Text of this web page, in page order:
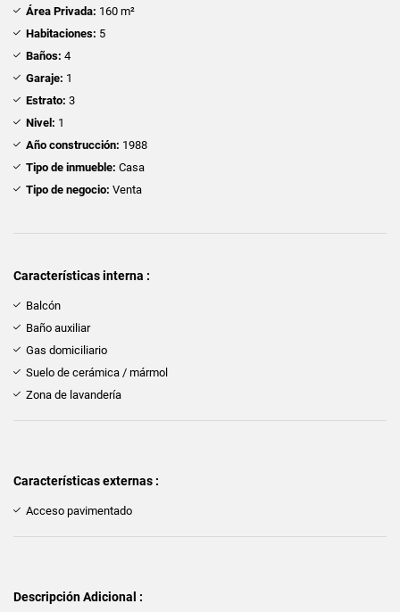
Área Privada: 160 m²
Habitaciones: 5
Baños: 4
Garaje: 1
Estrato: 3
Nivel: 1
Año construcción: 1988
Tipo de inmueble: Casa
Tipo de negocio: Venta
Características interna :
Balcón
Baño auxiliar
Gas domiciliario
Suelo de cerámica / mármol
Zona de lavandería
Características externas :
Acceso pavimentado
Descripción Adicional :